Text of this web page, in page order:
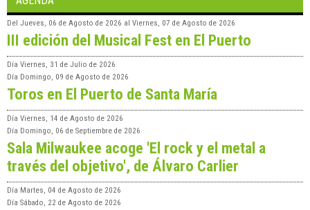
Del Jueves, 06 de Agosto de 2026 al Viernes, 07 de Agosto de 2026
III edición del Musical Fest en El Puerto
Día Viernes, 31 de Julio de 2026
Día Domingo, 09 de Agosto de 2026
Toros en El Puerto de Santa María
Día Viernes, 14 de Agosto de 2026
Día Domingo, 06 de Septiembre de 2026
Sala Milwaukee acoge 'El rock y el metal a
través del objetivo', de Álvaro Carlier
Día Martes, 04 de Agosto de 2026
Día Sábado, 22 de Agosto de 2026